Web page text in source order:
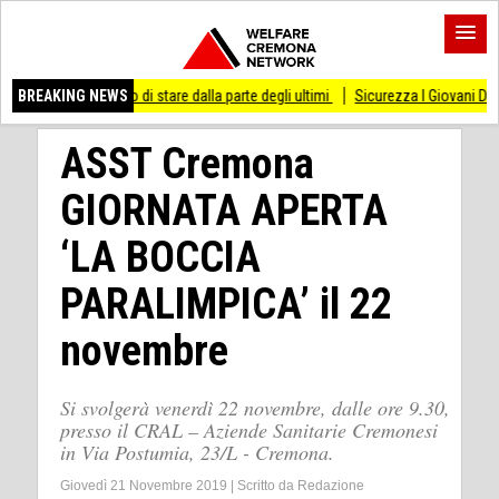
BREAKING NEWS
di stare dalla parte degli ultimi Sicurezza I Giovani Democratici
ASST Cremona
GIORNATA APERTA
‘LA BOCCIA
PARALIMPICA’ il 22
novembre
Si svolgerà venerdì 22 novembre, dalle ore 9.30,
presso il CRAL – Aziende Sanitarie Cremonesi
in Via Postumia, 23/L - Cremona.
Giovedì 21 Novembre 2019 Scritto da Redazione